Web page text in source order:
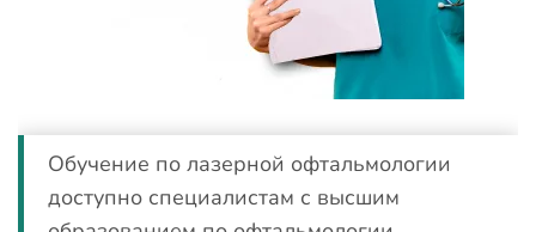
Обучение по лазерной офтальмологии
доступно специалистам с высшим